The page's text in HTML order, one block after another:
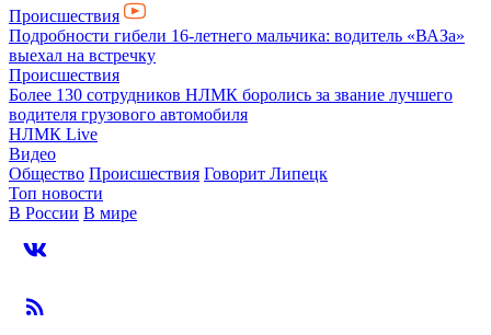
Происшествия
Подробности гибели 16-летнего мальчика: водитель «ВАЗа»
выехал на встречку
Происшествия
Более 130 сотрудников НЛМК боролись за звание лучшего
водителя грузового автомобиля
НЛМК Live
Видео
Общество Происшествия Говорит Липецк
Топ новости
В России В мире